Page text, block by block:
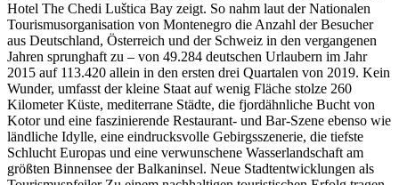
Hotel The Chedi Luštica Bay zeigt. So nahm laut der Nationalen
Tourismusorganisation von Montenegro die Anzahl der Besucher
aus Deutschland, Österreich und der Schweiz in den vergangenen
Jahren sprunghaft zu – von 49.284 deutschen Urlaubern im Jahr
2015 auf 113.420 allein in den ersten drei Quartalen von 2019. Kein
Wunder, umfasst der kleine Staat auf wenig Fläche stolze 260
Kilometer Küste, mediterrane Städte, die fjordähnliche Bucht von
Kotor und eine faszinierende Restaurant- und Bar-Szene ebenso wie
ländliche Idylle, eine eindrucksvolle Gebirgsszenerie, die tiefste
Schlucht Europas und eine verwunschene Wasserlandschaft am
größten Binnensee der Balkaninsel. Neue Stadtentwicklungen als